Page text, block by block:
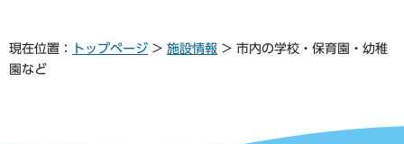
現在位置： トップページ > 施設情報 > 市内の学校・保育園・幼稚
園など